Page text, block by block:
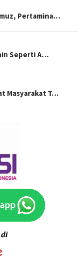
Pertamina…
Seperti A…
Masyarakat T…